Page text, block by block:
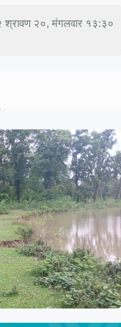
श्रावण २०, मंगलवार १३:३०